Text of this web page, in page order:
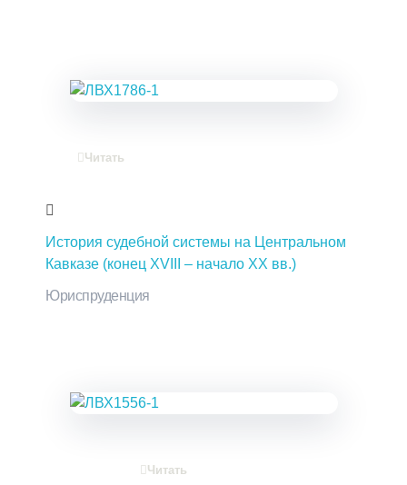
История судебной системы на Центральном
Кавказе (конец XVIII – начало XX вв.)
Юриспруденция
Читать
Читать